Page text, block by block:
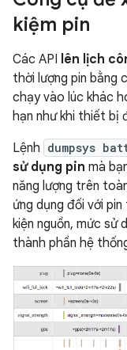
kiệm pin
Các API lên lịch
thời lượng pin bằng
chạy vào lúc khác
hạn như khi thiết bị
Lệnh dumpsys
sử dụng pin mà
năng lượng trên
ứng dụng đối với
kiện nguồn, mức sử
thành phần hệ